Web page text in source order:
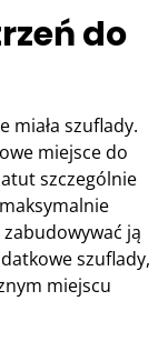
do
miała szuflady.
miejsce do
szczególnie
ją
szuflady,
miejscu